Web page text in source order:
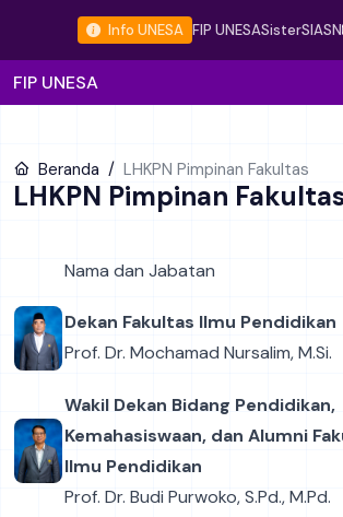
Info UNESA FIP UNESASisterSIASN
FIP UNESA
Beranda LHKPN Pimpinan Fakultas
LHKPN Pimpinan
Nama dan Jabatan
Dekan Fakultas Ilmu Pendidikan
Prof. Dr. Mochamad Nursalim, M.Si.
Wakil Dekan Bidang Pendidikan,
Kemahasiswaan, dan Alumni
Ilmu Pendidikan
Prof. Dr. Budi Purwoko, S.Pd., M.Pd.